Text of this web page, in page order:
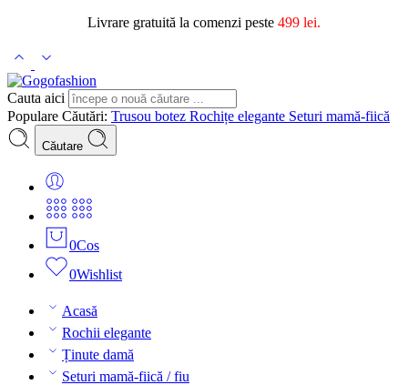
Livrare gratuită la comenzi peste 499 lei.
Cauta aici
Populare Căutări: Trusou botez Rochițe elegante Seturi mamă-fiică
Căutare
0Cos
0Wishlist
Acasă
Rochii elegante
Ținute damă
Seturi mamă-fiică / fiu